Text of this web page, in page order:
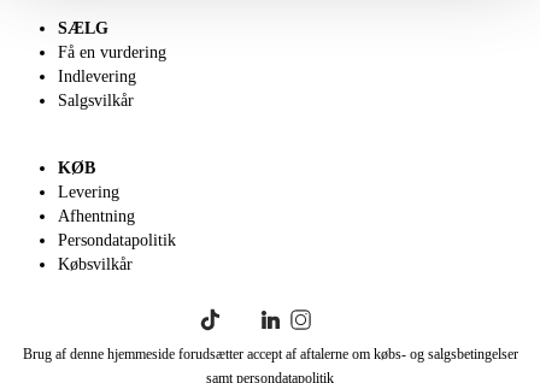
SÆLG
Få en vurdering
Indlevering
Salgsvilkår
KØB
Levering
Afhentning
Persondatapolitik
Købsvilkår
Brug af denne hjemmeside forudsætter accept af aftalerne om købs- og salgsbetingelser
samt persondatapolitik